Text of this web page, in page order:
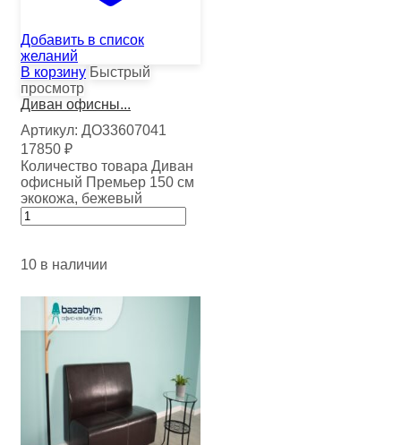
Добавить в список
желаний
В корзину Быстрый
просмотр
Диван офисны...
Артикул: ДО33607041
17850 ₽
Количество товара Диван
офисный Премьер 150 см
экокожа, бежевый
10 в наличии